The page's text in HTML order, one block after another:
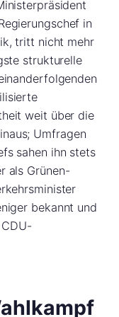
in
tritt nicht mehr
strukturelle
weit über die
Umfragen
sahen ihn stets
als Grünen-
bekannt und